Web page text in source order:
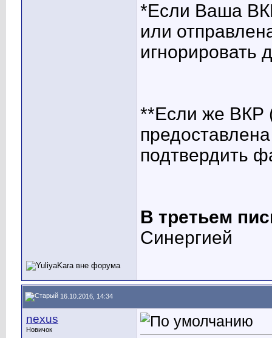
*Если Ваша
или
игнорировать
**Если же ВКР
подтвердить
В третьем
Синергией
16.10.2016, 14:34
nexus
Новичок